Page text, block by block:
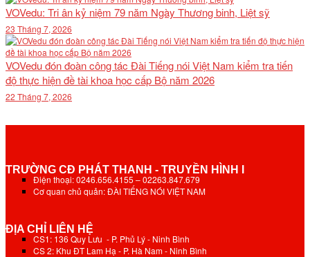
VOVedu: Tri ân kỷ niệm 79 năm Ngày Thương binh, Liệt sỹ
23 Tháng 7, 2026
VOVedu đón đoàn công tác Đài Tiếng nói Việt Nam kiểm tra tiến
độ thực hiện đề tài khoa học cấp Bộ năm 2026
22 Tháng 7, 2026
TRƯỜNG CĐ PHÁT THANH - TRUYỀN HÌNH I
Điện thoại: 0246.656.4155 – 02263.847.679
Cơ quan chủ quản: ĐÀI TIẾNG NÓI VIỆT NAM
ĐỊA CHỈ LIÊN HỆ
CS1: 136 Quy Lưu - P. Phủ Lý - Ninh Bình
CS 2: Khu ĐT Lam Hạ - P. Hà Nam - Ninh Bình